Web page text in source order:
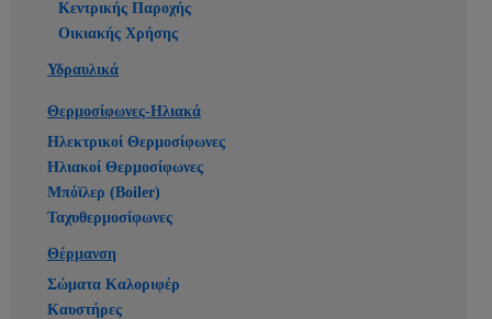
Κεντρικής Παροχής
Οικιακής Χρήσης
Υδραυλικά
Θερμοσίφωνες-Ηλιακά
Ηλεκτρικοί Θερμοσίφωνες
Ηλιακοί Θερμοσίφωνες
Μπόϊλερ (Boiler)
Ταχυθερμοσίφωνες
Θέρμανση
Σώματα Καλοριφέρ
Καυστήρες